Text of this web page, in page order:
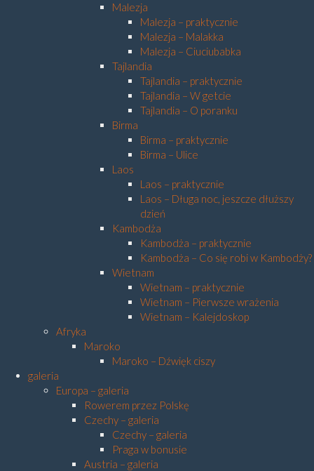
Malezja
Malezja – praktycznie
Malezja – Malakka
Malezja – Ciuciubabka
Tajlandia
Tajlandia – praktycznie
Tajlandia – W getcie
Tajlandia – O poranku
Birma
Birma – praktycznie
Birma – Ulice
Laos
Laos – praktycznie
Laos – Długa noc, jeszcze dłuższy
dzień
Kambodża
Kambodża – praktycznie
Kambodża – Co się robi w Kambodży?
Wietnam
Wietnam – praktycznie
Wietnam – Pierwsze wrażenia
Wietnam – Kalejdoskop
Afryka
Maroko
Maroko – Dźwięk ciszy
galeria
Europa – galeria
Rowerem przez Polskę
Czechy – galeria
Czechy – galeria
Praga w bonusie
Austria – galeria